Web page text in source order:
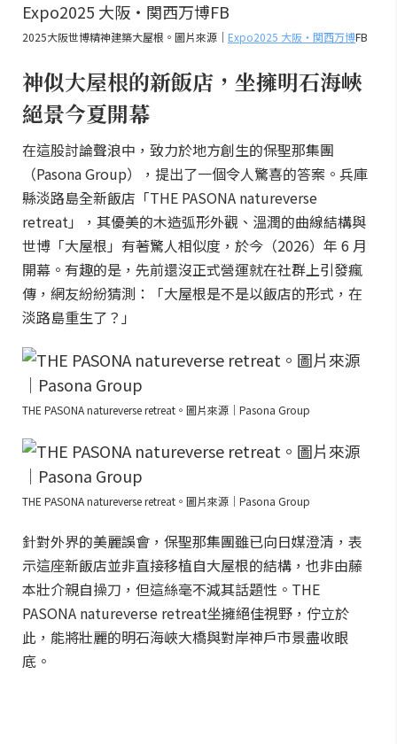
2025大阪世博精神建築大屋根。圖片來源｜ Expo2025 大阪・関西万博FB
神似大屋根的新飯店，坐擁明石海峽
絕景今夏開幕
在這股討論聲浪中，致力於地方創生的保聖那集團
（Pasona Group），提出了一個令人驚喜的答案。兵庫
縣淡路島全新飯店「THE PASONA natureverse
retreat」，其優美的木造弧形外觀、溫潤的曲線結構與
世博「大屋根」有著驚人相似度，於今（2026）年 6 月
開幕。有趣的是，先前還沒正式營運就在社群上引發瘋
傳，網友紛紛猜測：「大屋根是不是以飯店的形式，在
淡路島重生了？」
THE PASONA natureverse retreat。圖片來源｜Pasona Group
THE PASONA natureverse retreat。圖片來源｜Pasona Group
針對外界的美麗誤會，保聖那集團雖已向日媒澄清，表
示這座新飯店並非直接移植自大屋根的結構，也非由藤
本壯介親自操刀，但這絲毫不減其話題性。THE
PASONA natureverse retreat坐擁絕佳視野，佇立於
此，能將壯麗的明石海峽大橋與對岸神戶市景盡收眼
底。